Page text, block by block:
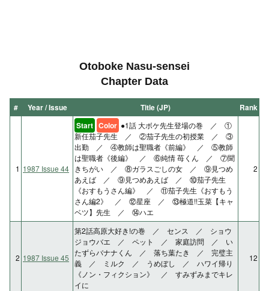
Otoboke Nasu-sensei
Chapter Data
# Year / Issue Title (JP) Rank
1 1987 Issue 44
Start Color ●1話 大ボケ先生登場の巻 ／ ①
新任茄子先生 ／ ②茄子先生の初授業 ／ ③
出勤 ／ ④教師は聖職者《前編》 ／ ⑤教師
は聖職者《後編》 ／ ⑥純情 苺くん ／ ⑦聞
きちがい ／ ⑧ガラスごしの女 ／ ⑨見つめ
あえば ／ ⑨見つめあえば ／ ⑩茄子先生
《おすもうさん編》 ／ ⑪茄子先生《おすもう
さん編2》 ／ ⑫星座 ／ ⑬極道!!玉菜【キャ
ベツ】先生 ／ ⑭ハエ
2
2 1987 Issue 45
第2話高原大好き!の巻 ／ センス ／ ショウ
ジョウバエ ／ ペット ／ 家庭訪問 ／ い
たずらバナナくん ／ 落ち葉たき ／ 完璧主
義 ／ ミルク ／ うめぼし ／ ハワイ帰り
《ノン・フィクション》 ／ すみずみまでキレ
イに
12